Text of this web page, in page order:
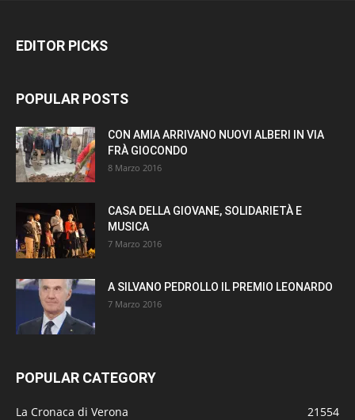
EDITOR PICKS
POPULAR POSTS
CON AMIA ARRIVANO NUOVI ALBERI IN VIA
FRÀ GIOCONDO
8 Marzo 2016
CASA DELLA GIOVANE, SOLIDARIETÀ E
MUSICA
7 Marzo 2016
A SILVANO PEDROLLO IL PREMIO LEONARDO
7 Marzo 2016
POPULAR CATEGORY
La Cronaca di Verona
21554